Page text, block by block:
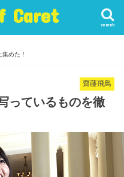
Caret search
めた！
齋藤飛鳥
っているものを徹